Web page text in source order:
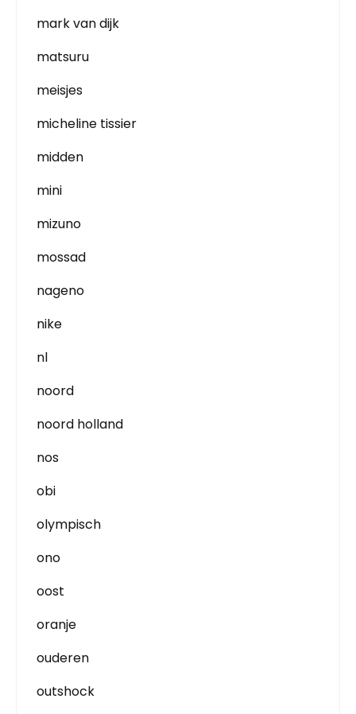
mark van dijk
matsuru
meisjes
micheline tissier
midden
mini
mizuno
mossad
nageno
nike
nl
noord
noord holland
nos
obi
olympisch
ono
oost
oranje
ouderen
outshock